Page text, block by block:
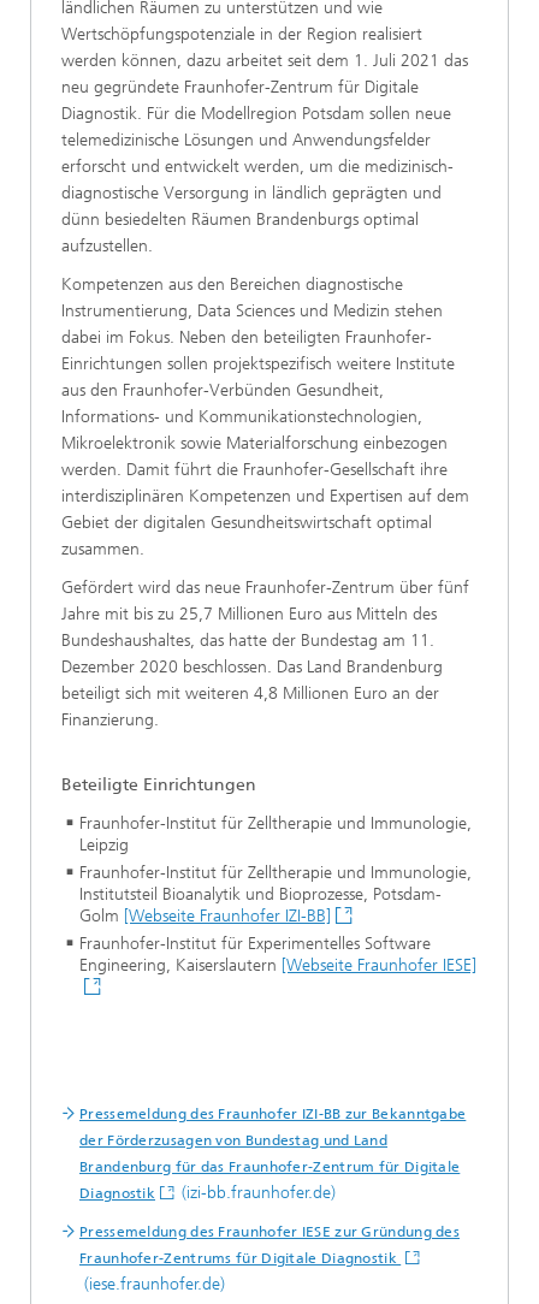
ländlichen Räumen zu unterstützen und wie
Wertschöpfungspotenziale in der Region realisiert
werden können, dazu arbeitet seit dem 1. Juli 2021 das
neu gegründete Fraunhofer-Zentrum für Digitale
Diagnostik. Für die Modellregion Potsdam sollen neue
telemedizinische Lösungen und Anwendungsfelder
erforscht und entwickelt werden, um die medizinisch-
diagnostische Versorgung in ländlich geprägten und
dünn besiedelten Räumen Brandenburgs optimal
aufzustellen.
Kompetenzen aus den Bereichen diagnostische
Instrumentierung, Data Sciences und Medizin stehen
dabei im Fokus. Neben den beteiligten Fraunhofer-
Einrichtungen sollen projektspezifisch weitere Institute
aus den Fraunhofer-Verbünden Gesundheit,
Informations- und Kommunikationstechnologien,
Mikroelektronik sowie Materialforschung einbezogen
werden. Damit führt die Fraunhofer-Gesellschaft ihre
interdisziplinären Kompetenzen und Expertisen auf dem
Gebiet der digitalen Gesundheitswirtschaft optimal
zusammen.
Gefördert wird das neue Fraunhofer-Zentrum über fünf
Jahre mit bis zu 25,7 Millionen Euro aus Mitteln des
Bundeshaushaltes, das hatte der Bundestag am 11.
Dezember 2020 beschlossen. Das Land Brandenburg
beteiligt sich mit weiteren 4,8 Millionen Euro an der
Finanzierung.
Beteiligte Einrichtungen
Fraunhofer-Institut für Zelltherapie und Immunologie,
Leipzig
Fraunhofer-Institut für Zelltherapie und Immunologie,
Institutsteil Bioanalytik und Bioprozesse, Potsdam-
Golm [Webseite Fraunhofer IZI-BB]
Fraunhofer-Institut für Experimentelles Software
Engineering, Kaiserslautern [Webseite Fraunhofer IESE]
Pressemeldung des Fraunhofer IZI-BB zur Bekanntgabe
der Förderzusagen von Bundestag und Land
Brandenburg für das Fraunhofer-Zentrum für Digitale
Diagnostik
(izi-bb.fraunhofer.de)
Pressemeldung des Fraunhofer IESE zur Gründung des
Fraunhofer-Zentrums für Digitale Diagnostik
(iese.fraunhofer.de)